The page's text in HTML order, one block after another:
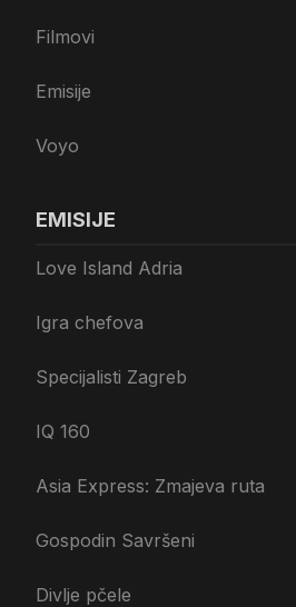
Filmovi
Emisije
Voyo
EMISIJE
Love Island Adria
Igra chefova
Specijalisti Zagreb
IQ 160
Asia Express: Zmajeva ruta
Gospodin Savršeni
Divlje pčele